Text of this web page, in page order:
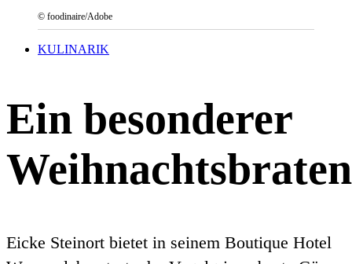
© foodinaire/Adobe
KULINARIK
Ein besonderer
Weihnachtsbraten
Eicke Steinort bietet in seinem Boutique Hotel